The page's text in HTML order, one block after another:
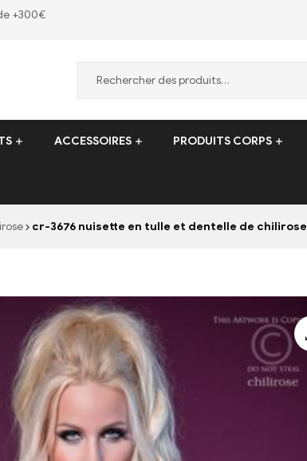
+300€
ACCESSOIRES PRODUITS CORPS
cr-3676 nuisette en tulle et dentelle de chilirose